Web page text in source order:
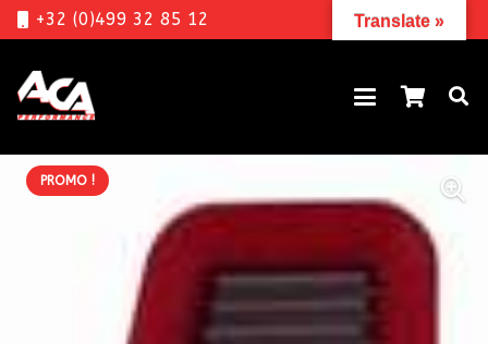
+32 (0)499 32 85 12
PROMO !
Translate »